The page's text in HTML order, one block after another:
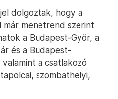
dolgoztak, hogy a
menetrend szerint
a Budapest-Győr, a
és a Budapest-
a csatlakozó
szombathelyi,